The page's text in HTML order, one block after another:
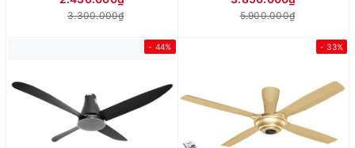
3.300.000₫ 5.900.000₫
- 44% - 33%